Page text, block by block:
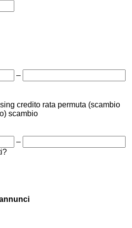
–
credito rata permuta (scambio
scambio
–